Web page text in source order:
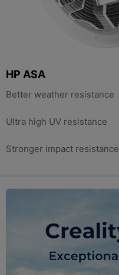
HP ASA
Better weather resistance
Ultra high UV resistance
Stronger impact resistance